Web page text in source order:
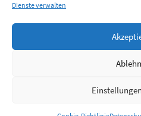
Dienste verwalten
Anmelden